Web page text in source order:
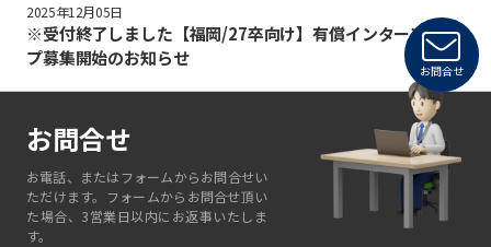
※受付終了しました【福岡/27卒向け】有償インターンシッ
プ募集開始のお知らせ
2025年12月05日
お問合せ
お問合せ
お電話、またはフォームからお問合せい
ただけます。フォームからお問合せ頂い
た場合、3営業日以内にお返事いたしま
す。